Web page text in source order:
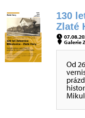
130
Zlaté
Galerie
Od